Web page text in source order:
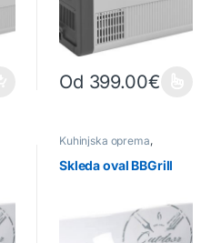
Od 399.00€
Ta izdelek ima več
Kuhinjska oprema,
Skleda oval BBGrill